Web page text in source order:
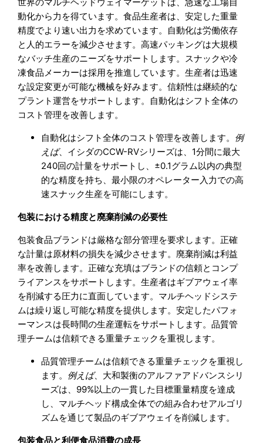
動化から力を得ています。食品生産者は、安定した重量
精度でより速い出力を求めています。自動化は労働依存
と人的エラーを減少させます。高速パッキングは大規模
なバッチ生産のニーズをサポートします。スナックや冷
凍食品メーカーは採用を推進しています。生産者は迅速
な設定変更が可能な機械を好みます。信頼性は継続的な
プラント運営をサポートします。自動化はシフト全体の
コスト管理を改善します。
自動化はシフト全体のコスト管理を改善します。 例
えば、イシダのCCW-RVシリーズは、1分間に最大
240回の計量をサポートし、±0.1グラム以内の典型
的な精度を持ち、最小限のオペレーター入力での高
速スナック生産を可能にします。
包装における精度と廃棄削減の必要性
包装食品ブランドは厳格な部分管理を要求します。正確
な計量は原材料の損失を減少させます。廃棄削減は利益
率を改善します。正確な充填はブランドの信頼とコンプ
ライアンスをサポートします。生産者はギブアウェイ率
を削減する圧力に直面しています。マルチヘッドシステ
ムは繰り返し可能な精度を提供します。安定したパフォ
ーマンスは長時間の生産運転をサポートします。品質管
理チームは信頼できる重量チェックを重視します。
品質管理チームは信頼できる重量チェックを重視し
ます。 例えば、大和製衡のアルファアドバンスシリ
ーズは、99%以上の一貫した目標重量精度を達成
し、マルチヘッド構成全体での組み合わせアルゴリ
ズムを通じて製品のギブアウェイを削減します。
包装食品と利便食品消費の成長